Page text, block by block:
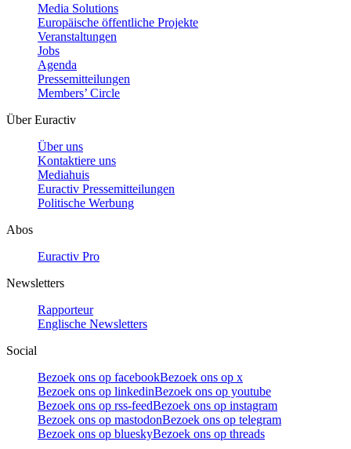
Media Solutions
Europäische öffentliche Projekte
Veranstaltungen
Jobs
Agenda
Pressemitteilungen
Members’ Circle
Über Euractiv
Über uns
Kontaktiere uns
Mediahuis
Euractiv Pressemitteilungen
Politische Werbung
Abos
Euractiv Pro
Newsletters
Rapporteur
Englische Newsletters
Social
Bezoek ons op facebookBezoek ons op x
Bezoek ons op linkedinBezoek ons op youtube
Bezoek ons op rss-feedBezoek ons op instagram
Bezoek ons op mastodonBezoek ons op telegram
Bezoek ons op blueskyBezoek ons op threads